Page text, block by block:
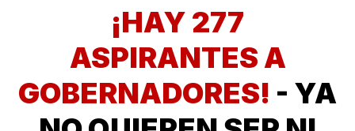
¡HAY 277
ASPIRANTES A
GOBERNADORES! - YA